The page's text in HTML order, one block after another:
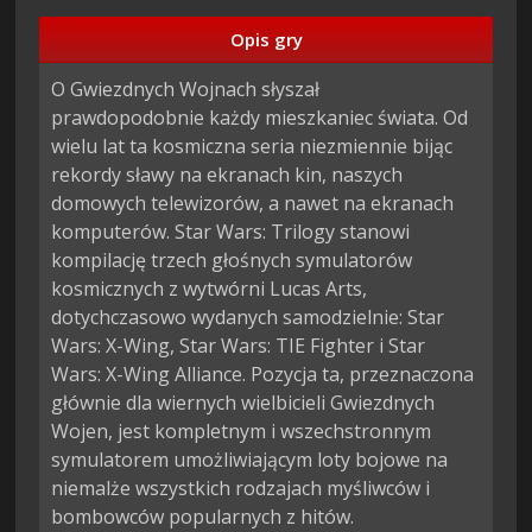
Opis gry
O Gwiezdnych Wojnach słyszał
prawdopodobnie każdy mieszkaniec świata. Od
wielu lat ta kosmiczna seria niezmiennie bijąc
rekordy sławy na ekranach kin, naszych
domowych telewizorów, a nawet na ekranach
komputerów. Star Wars: Trilogy stanowi
kompilację trzech głośnych symulatorów
kosmicznych z wytwórni Lucas Arts,
dotychczasowo wydanych samodzielnie: Star
Wars: X-Wing, Star Wars: TIE Fighter i Star
Wars: X-Wing Alliance. Pozycja ta, przeznaczona
głównie dla wiernych wielbicieli Gwiezdnych
Wojen, jest kompletnym i wszechstronnym
symulatorem umożliwiającym loty bojowe na
niemalże wszystkich rodzajach myśliwców i
bombowców popularnych z hitów.